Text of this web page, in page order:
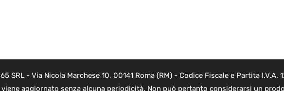
SRL - Via Nicola Marchese 10, 00141 Roma (RM) - Codice Fiscale e Partita I.V.A.
aggiornato senza alcuna periodicità. Non può pertanto considerarsi un